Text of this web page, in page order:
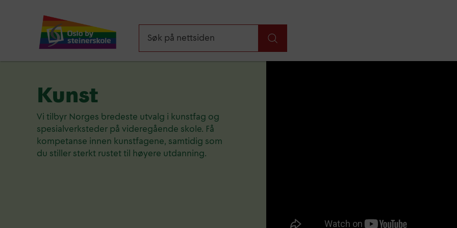
Kunst
Vi tilbyr Norges bredeste utvalg i kunstfag og
spesialverksteder på videregående skole. Få
kompetanse innen kunstfagene, samtidig som
du stiller sterkt rustet til høyere utdanning.